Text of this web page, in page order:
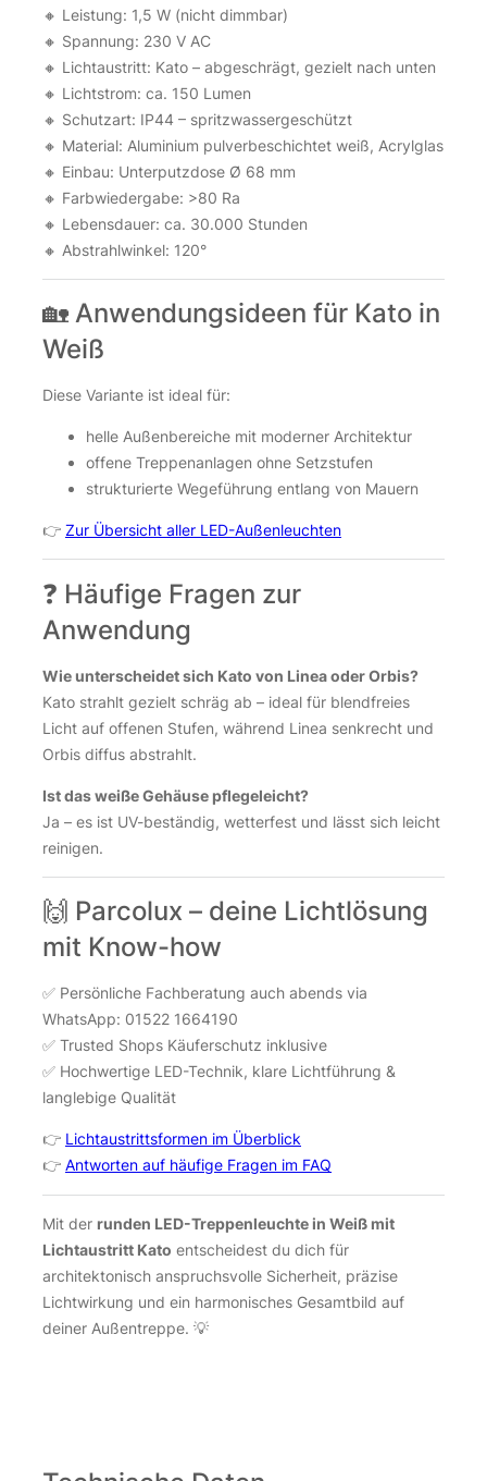
🔸 Leistung: 1,5 W (nicht dimmbar)
🔸 Spannung: 230 V AC
🔸 Lichtaustritt: Kato – abgeschrägt, gezielt nach unten
🔸 Lichtstrom: ca. 150 Lumen
🔸 Schutzart: IP44 – spritzwassergeschützt
🔸 Material: Aluminium pulverbeschichtet weiß, Acrylglas
🔸 Einbau: Unterputzdose Ø 68 mm
🔸 Farbwiedergabe: >80 Ra
🔸 Lebensdauer: ca. 30.000 Stunden
🔸 Abstrahlwinkel: 120°
🏡 Anwendungsideen für Kato in
Weiß
Diese Variante ist ideal für:
helle Außenbereiche mit moderner Architektur
offene Treppenanlagen ohne Setzstufen
strukturierte Wegeführung entlang von Mauern
👉 Zur Übersicht aller LED-Außenleuchten
❓ Häufige Fragen zur
Anwendung
Wie unterscheidet sich Kato von Linea oder Orbis?
Kato strahlt gezielt schräg ab – ideal für blendfreies
Licht auf offenen Stufen, während Linea senkrecht und
Orbis diffus abstrahlt.
Ist das weiße Gehäuse pflegeleicht?
Ja – es ist UV-beständig, wetterfest und lässt sich leicht
reinigen.
🙌 Parcolux – deine Lichtlösung
mit Know-how
✅ Persönliche Fachberatung auch abends via
WhatsApp: 01522 1664190
✅ Trusted Shops Käuferschutz inklusive
✅ Hochwertige LED-Technik, klare Lichtführung &
langlebige Qualität
👉 Lichtaustrittsformen im Überblick
👉 Antworten auf häufige Fragen im FAQ
Mit der runden LED-Treppenleuchte in Weiß mit
Lichtaustritt Kato entscheidest du dich für
architektonisch anspruchsvolle Sicherheit, präzise
Lichtwirkung und ein harmonisches Gesamtbild auf
deiner Außentreppe. 💡